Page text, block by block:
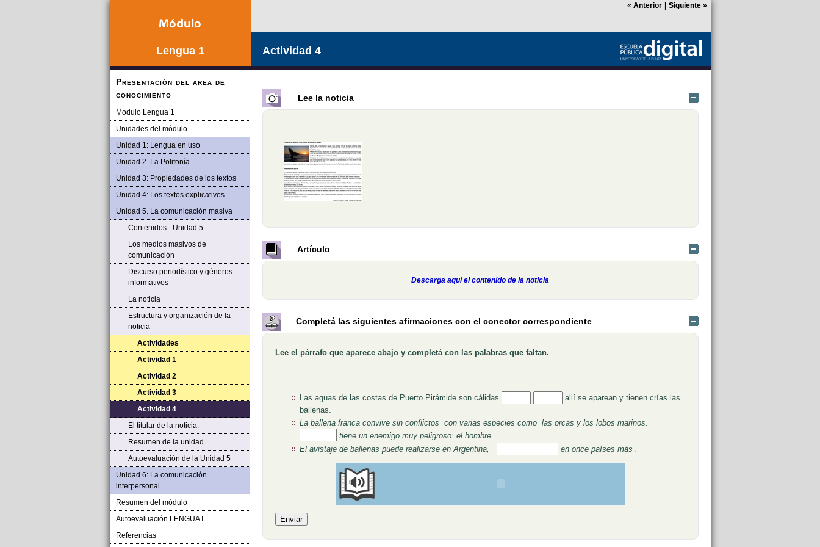
Lengua 1
Presentación del area de
conocimiento
Modulo Lengua 1
Unidades del módulo
Unidad 1: Lengua en uso
Unidad 2. La Polifonía
Unidad 3: Propiedades de los textos
Unidad 4: Los textos explicativos
Unidad 5. La comunicación masiva
Contenidos - Unidad 5
Los medios masivos de
comunicación
Discurso periodístico y géneros
informativos
La noticia
Estructura y organización de la
noticia
Actividades
Actividad 1
Actividad 2
Actividad 3
Actividad 4
El titular de la noticia.
Resumen de la unidad
Autoevaluación de la Unidad 5
Unidad 6: La comunicación
interpersonal
Resumen del módulo
Autoevaluación LENGUA I
Referencias
« Anterior Siguiente»
Actividad 4
Lee la noticia
Artículo
Descarga aquí el contenido de la noticia
Completá las siguientes afirmaciones con el conector correspondiente
Lee el párrafo que aparece abajo y completá con las palabras que faltan.
Las aguas de las costas de Puerto Pirámide son cálidas Rellenar huecos (1):
Rellenar huecos (2):
allí se aparean y tienen crías las
ballenas.
La ballena franca convive sin conflictos con varias especies como las orcas y los lobos marinos.
tiene un enemigo muy peligroso: el hombre.
El avistaje de ballenas puede realizarse en Argentina, Rellenar huecos (4):en once países más .